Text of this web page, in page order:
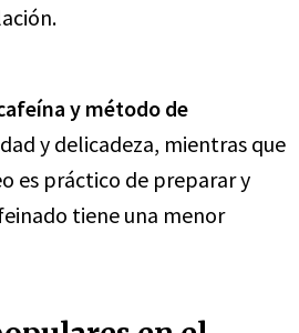
y método de
y delicadeza, mientras que
es práctico de preparar y
tiene una menor